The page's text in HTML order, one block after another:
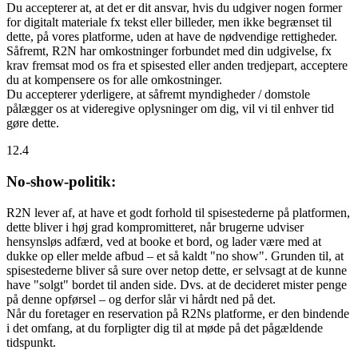
Du accepterer at, at det er dit ansvar, hvis du udgiver nogen former
for digitalt materiale fx tekst eller billeder, men ikke begrænset til
dette, på vores platforme, uden at have de nødvendige rettigheder.
Såfremt, R2N har omkostninger forbundet med din udgivelse, fx
krav fremsat mod os fra et spisested eller anden tredjepart, acceptere
du at kompensere os for alle omkostninger.
Du accepterer yderligere, at såfremt myndigheder / domstole
pålægger os at videregive oplysninger om dig, vil vi til enhver tid
gøre dette.
12.4
No-show-politik:
R2N lever af, at have et godt forhold til spisestederne på platformen,
dette bliver i høj grad kompromitteret, når brugerne udviser
hensynsløs adfærd, ved at booke et bord, og lader være med at
dukke op eller melde afbud – et så kaldt "no show". Grunden til, at
spisestederne bliver så sure over netop dette, er selvsagt at de kunne
have "solgt" bordet til anden side. Dvs. at de decideret mister penge
på denne opførsel – og derfor slår vi hårdt ned på det.
Når du foretager en reservation på R2Ns platforme, er den bindende
i det omfang, at du forpligter dig til at møde på det pågældende
tidspunkt.